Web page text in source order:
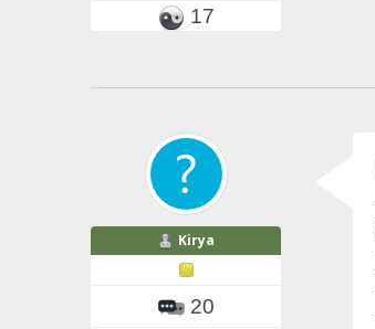
17
Kirya
20